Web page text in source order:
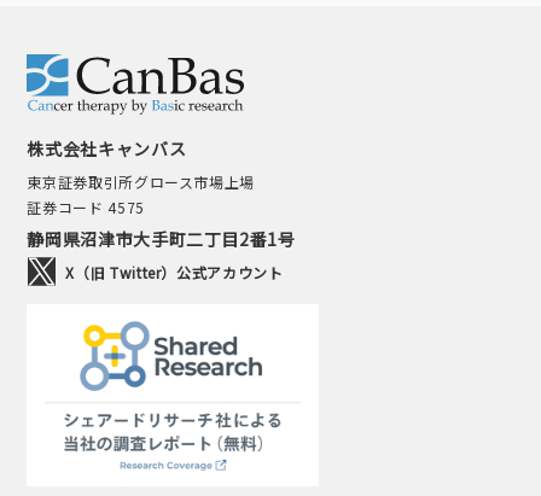
株式会社キャンバス
東京証券取引所グロース市場上場
証券コード 4575
静岡県沼津市大手町二丁目2番1号
X（旧 Twitter）公式アカウント